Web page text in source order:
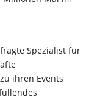
Spezialist für
ihren Events